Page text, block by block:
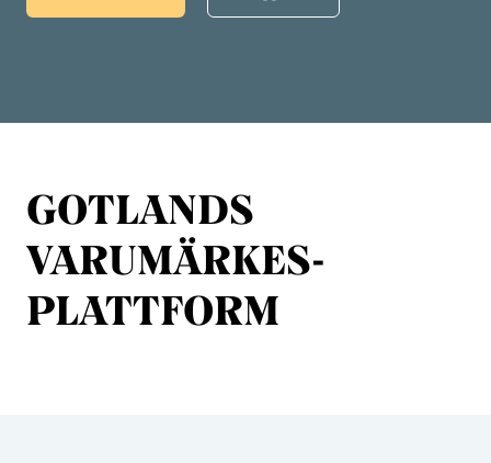
GOTLANDS
VARUMÄRKES-
PLATTFORM